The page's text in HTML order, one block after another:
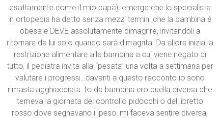
esattamente come il mio papà), emerge che lo specialista
in ortopedia ha detto senza mezzi termini che la bambina è
obesa e DEVE assolutamente dimagrire, invitandoli a
ritornare da lui solo quando sarà dimagrita. Da allora inizia la
restrizione alimentare alla bambina a cui viene negato di
tutto, il pediatra invita alla “pesata” una volta a settimana per
valutare i progressi…davanti a questo racconto io sono
rimasta agghiacciata. Io da bambina ero quella diversa che
temeva la giornata del controllo pidocchi o del libretto
rosso dove segnavano il peso, mi faceva sentire diversa,